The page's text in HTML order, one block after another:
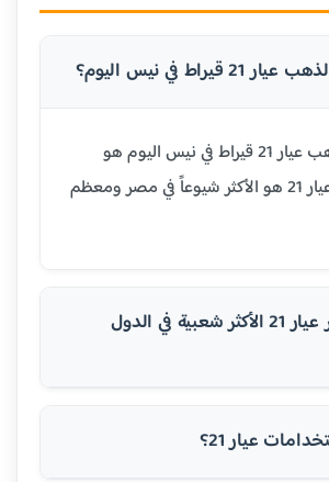
قيراط في نيس اليوم؟
سعر جرام الذهب عيار 21 قيراط في نيس اليوم هو
105.65 يورو. عيار 21 هو الأكثر شيوعاً في مصر ومعظم
لماذا يعتبر عيار 21 الأكثر شعبية في الدول
عيار 21؟